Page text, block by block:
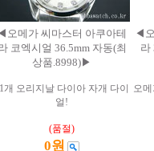
오메가 씨마스터 아쿠아테
코엑시얼 36.5mm 자동(최
상품.8998)▶
개 오리지날 다이아 자개 다이
얼!
(품절)
0원
◀
라
오